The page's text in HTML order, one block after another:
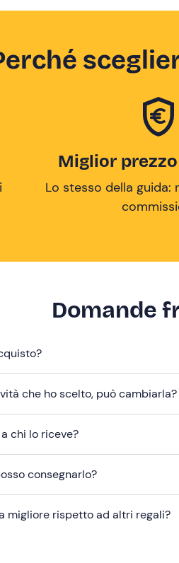
Miglior
Lo stesso della guida:
Domande
che ho scelto, può cambiarla?
chi lo riceve?
consegnarlo?
migliore rispetto ad altri regali?